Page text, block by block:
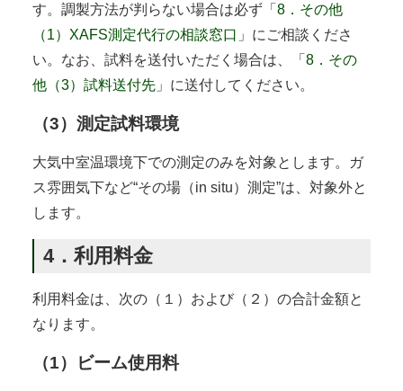
す。調製方法が判らない場合は必ず「 8．その他
（1）XAFS測定代行の相談窓口 」にご相談くださ
い。なお、試料を送付いただく場合は、「 8．その
他（3）試料送付先」に送付してください。
（3）測定試料環境
大気中室温環境下での測定のみを対象とします。ガ
ス雰囲気下など“その場（in situ）測定”は、対象外と
します。
4．利用料金
利用料金は、次の（１）および（２）の合計金額と
なります。
（1）ビーム使用料